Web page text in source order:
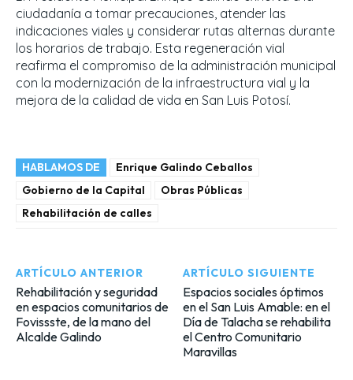
ciudadanía a tomar precauciones, atender las
indicaciones viales y considerar rutas alternas durante
los horarios de trabajo. Esta regeneración vial
reafirma el compromiso de la administración municipal
con la modernización de la infraestructura vial y la
mejora de la calidad de vida en San Luis Potosí.
HABLAMOS DE
Enrique Galindo Ceballos
Gobierno de la Capital
Obras Públicas
Rehabilitación de calles
ARTÍCULO ANTERIOR
Rehabilitación y seguridad
en espacios comunitarios de
Fovissste, de la mano del
Alcalde Galindo
ARTÍCULO SIGUIENTE
Espacios sociales óptimos
en el San Luis Amable: en el
Día de Talacha se rehabilita
el Centro Comunitario
Maravillas